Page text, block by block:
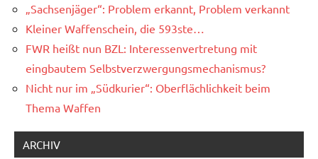
„Sachsenjäger“: Problem erkannt, Problem verkannt
Kleiner Waffenschein, die 593ste…
FWR heißt nun BZL: Interessenvertretung mit
eingbautem Selbstverzwergungsmechanismus?
Nicht nur im „Südkurier“: Oberflächlichkeit beim
Thema Waffen
ARCHIV